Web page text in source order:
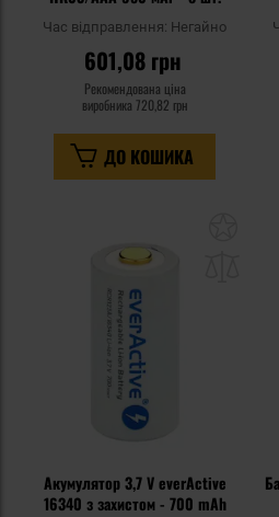
Час відправлення: Негайно
601,08 грн
Рекомендована ціна
виробника 720,82 грн
ДО КОШИКА
Акумулятор 3,7 V everActive
16340 з захистом - 700 mAh